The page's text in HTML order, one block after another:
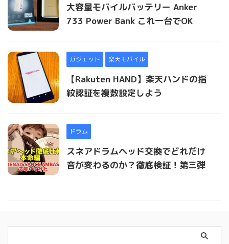
大容量モバイルバッテリー Anker
733 Power Bank これ一台でOK
ガジェット 楽天モバイル
【Rakuten HAND】楽天ハンドの指
紋認証を複数設定しよう
ドラム
スネアドラムヘッド交換でどれだけ
音が変わるのか？徹底検証！第三弾